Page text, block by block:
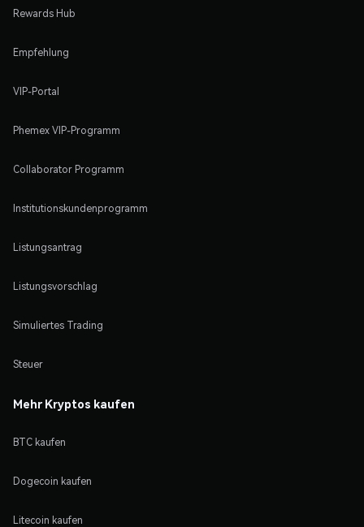
Rewards Hub
Empfehlung
VIP-Portal
Phemex VIP-Programm
Collaborator Programm
Institutionskundenprogramm
Listungsantrag
Listungsvorschlag
Simuliertes Trading
Steuer
Mehr Kryptos kaufen
BTC kaufen
Dogecoin kaufen
Litecoin kaufen